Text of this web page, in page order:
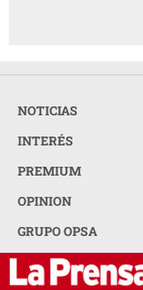
NOTICIAS
INTERÉS
PREMIUM
OPINION
GRUPO OPSA